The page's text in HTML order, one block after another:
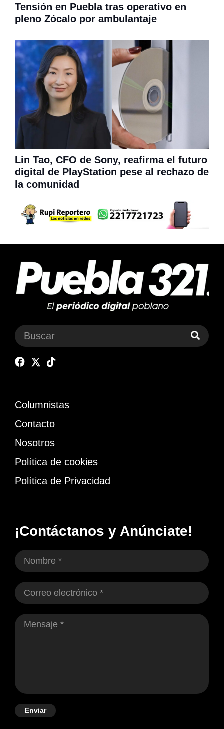
Tensión en Puebla tras operativo en
pleno Zócalo por ambulantaje
Lin Tao, CFO de Sony, reafirma el futuro
digital de PlayStation pese al rechazo de
la comunidad
Columnistas
Contacto
Nosotros
Política de cookies
Política de Privacidad
¡Contáctanos y Anúnciate!
Enviar